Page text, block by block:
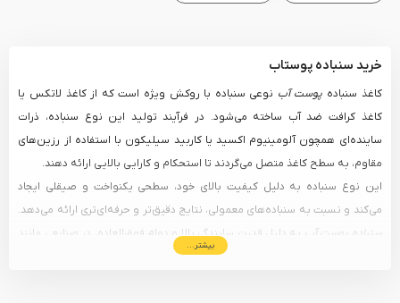
خرید سنباده پوستاب
کاغذ سنباده پوست آب نوعی سنباده با روکش ویژه است که از کاغذ لاتکس یا
کاغذ کرافت ضد آب ساخته می‌شود. در فرآیند تولید این نوع سنباده، ذرات
ساینده‌ای همچون آلومینیوم اکسید یا کاربید سیلیکون با استفاده از رزین‌های
مقاوم، به سطح کاغذ متصل می‌گردند تا استحکام و کارایی بالایی ارائه دهند.
این نوع سنباده به دلیل کیفیت بالای خود، سطحی یکنواخت و صیقلی ایجاد
می‌کند و نسبت به سنباده‌های معمولی، نتایج دقیق‌تر و حرفه‌ای‌تری ارائه می‌دهد.
سنباده پوست آب
به دلیل قدرت سایندگی بالا و دوام فوق‌العاده، در صنایعی مانند
رنگ‌آمیزی خودروها و پرداخت سطوح چوبی به‌طور گسترده‌ای کاربرد دارد. استفاده
بیشتر...